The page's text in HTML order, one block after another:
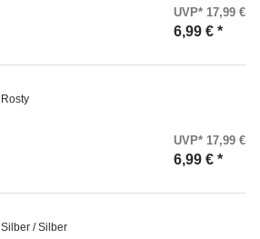
UVP* 17,99 €
6,99 € *
Rosty
UVP* 17,99 €
6,99 € *
Silber / Silber